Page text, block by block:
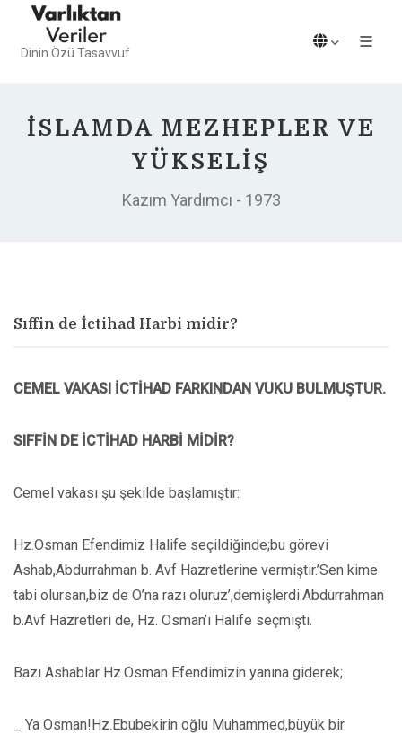
Dinin Özü Tasavvuf
İSLAMDA MEZHEPLER VE
YÜKSELIŞ
Kazım Yardımcı - 1973
Sıffin de İctihad Harbi midir?
CEMEL VAKASI İCTİHAD FARKINDAN VUKU BULMUŞTUR.
SIFFİN DE İCTİHAD HARBİ MİDİR?
Cemel vakası şu şekilde başlamıştır:
Hz.Osman Efendimiz Halife seçildiğinde;bu görevi
Ashab,Abdurrahman b. Avf Hazretlerine vermiştir.’Sen kime
tabi olursan,biz de O’na razı oluruz’,demişlerdi.Abdurrahman
b.Avf Hazretleri de, Hz. Osman’ı Halife seçmişti.
Bazı Ashablar Hz.Osman Efendimizin yanına giderek;
_ Ya Osman!Hz.Ebubekirin oğlu Muhammed,büyük bir